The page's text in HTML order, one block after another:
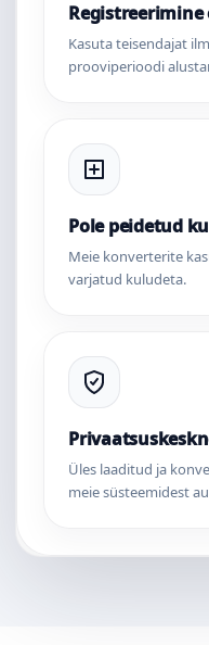
Kasuta teisendajat
prooviperioodi
Pole peidetud
Meie konverterite
varjatud kuludeta.
Üles laaditud ja
meie süsteemidest